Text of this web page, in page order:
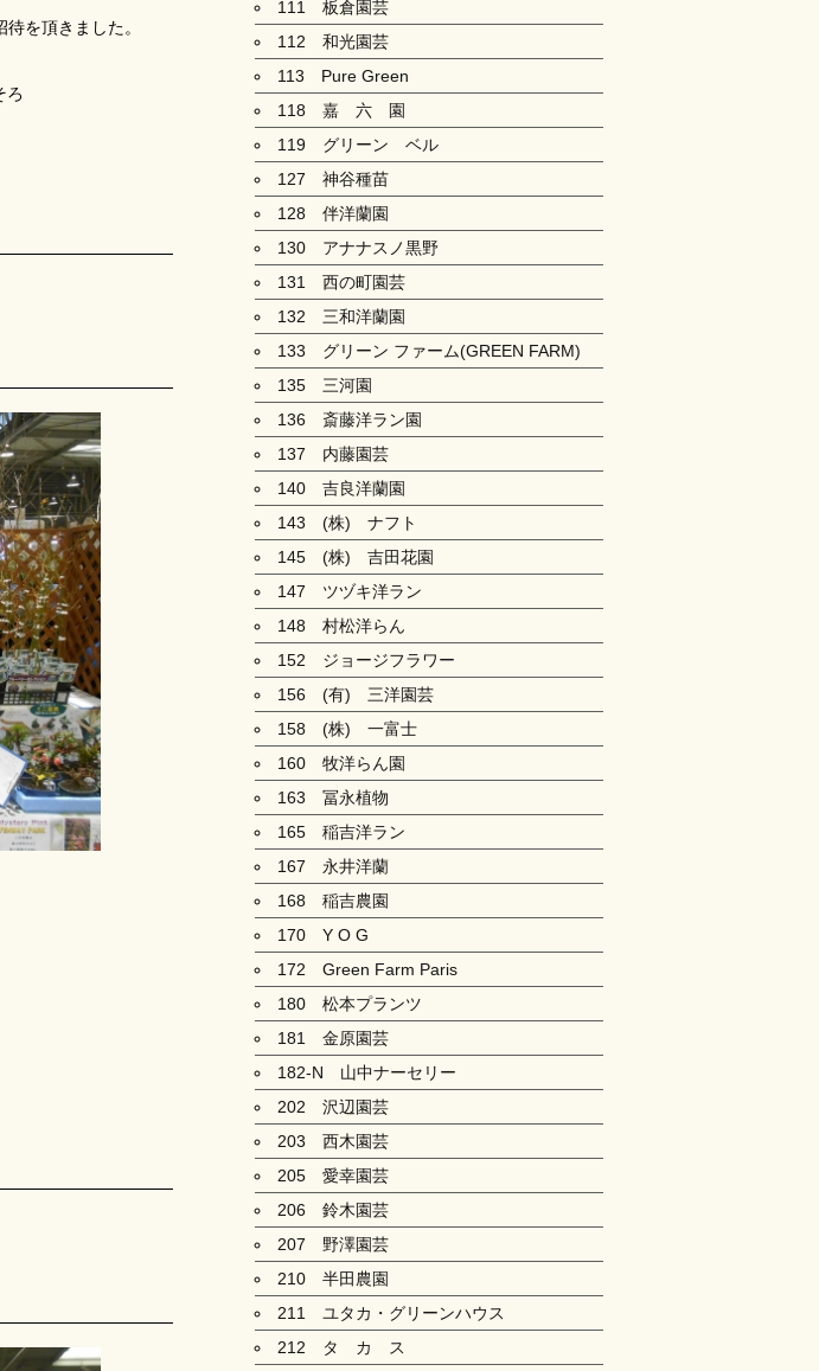
を頂きました。
ろ
111 板倉園芸
112 和光園芸
113 Pure Green
118 嘉 六 園
119 グリーン ベル
127 神谷種苗
128 伴洋蘭園
130 アナナスノ黒野
131 西の町園芸
132 三和洋蘭園
133 グリーン ファーム(GREEN FARM)
135 三河園
136 斎藤洋ラン園
137 内藤園芸
140 吉良洋蘭園
143 (株) ナフト
145 (株) 吉田花園
147 ツヅキ洋ラン
148 村松洋らん
152 ジョージフラワー
156 (有) 三洋園芸
158 (株) 一富士
160 牧洋らん園
163 冨永植物
165 稲吉洋ラン
167 永井洋蘭
168 稲吉農園
170 Y O G
172 Green Farm Paris
180 松本プランツ
181 金原園芸
182-N 山中ナーセリー
202 沢辺園芸
203 西木園芸
205 愛幸園芸
206 鈴木園芸
207 野澤園芸
210 半田農園
211 ユタカ・グリーンハウス
212 タ カ ス